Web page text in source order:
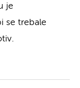
je
se trebale